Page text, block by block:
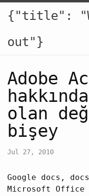
{"title":
out"}
Adobe
olan
bişey
Jul 27, 2010
Google docs,
Microsoft Office